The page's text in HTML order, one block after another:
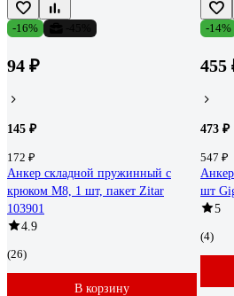
-16%
94 ₽
145 ₽
172 ₽
Анкер складной пружинный с
крюком М8, 1 шт, пакет Zitar
103901
4.9
(26)
В корзину
-14%
455
473 ₽
547 ₽
шт
5
(4)